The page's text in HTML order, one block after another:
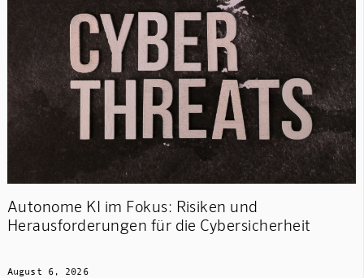
Autonome KI im Fokus: Risiken und
Herausforderungen für die Cybersicherheit
August 6, 2026